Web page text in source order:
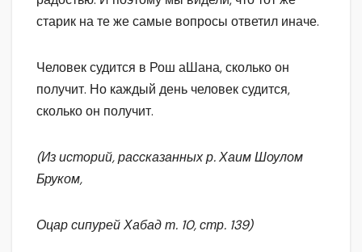
старик на те же самые вопросы ответил иначе.
Человек судится в Рош аШана, сколько он
получит. Но каждый день человек судится,
сколько он получит.
(Из историй, рассказанных р. Хаим Шоулом
Бруком,
Оцар сипурей Хабад т. 10, стр. 139)